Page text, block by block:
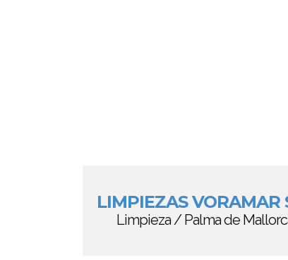
LIMPIEZAS VORAMAR
Limpieza / Palma de